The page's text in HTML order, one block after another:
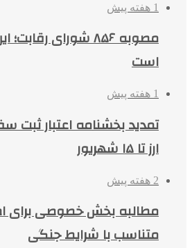
1 هفته پیش
مصوبه ۸۵۶ شورای
است
1 هفته پیش
تمدید بخشنامه اعتبار ثبت
ارز تا ۱۵ شهریور
2 هفته پیش
مطالبه بخش خصوصی برای
متناسب با شرایط جنگی